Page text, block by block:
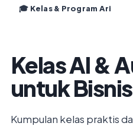
🎓 Kelas & Program Ari
Kelas AI &
untuk Bisnis
Kumpulan kelas praktis